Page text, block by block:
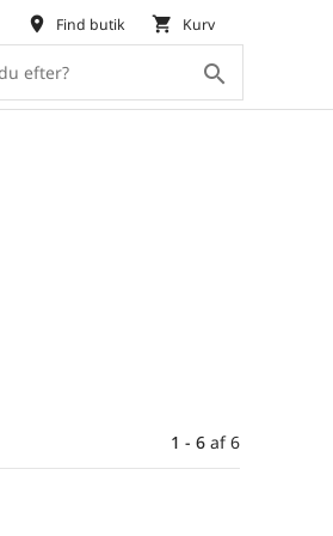
search
place Find butik shopping_cart Kurv
1 - 6 af6